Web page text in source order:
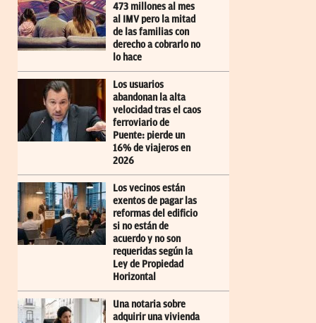
473 millones al mes
al IMV pero la mitad
de las familias con
derecho a cobrarlo no
lo hace
Los usuarios
abandonan la alta
velocidad tras el caos
ferroviario de
Puente: pierde un
16% de viajeros en
2026
Los vecinos están
exentos de pagar las
reformas del edificio
si no están de
acuerdo y no son
requeridas según la
Ley de Propiedad
Horizontal
Una notaria sobre
adquirir una vivienda